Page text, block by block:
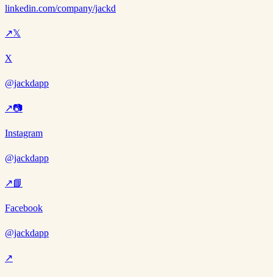
linkedin.com/company/jackd
↗𝕏
X
@jackdapp
↗📷
Instagram
@jackdapp
↗📘
Facebook
@jackdapp
↗